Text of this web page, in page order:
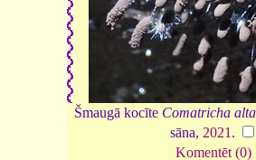
Šmaugā kocīte Comatricha alta
sāna, 2021 .
Komentēt (0)